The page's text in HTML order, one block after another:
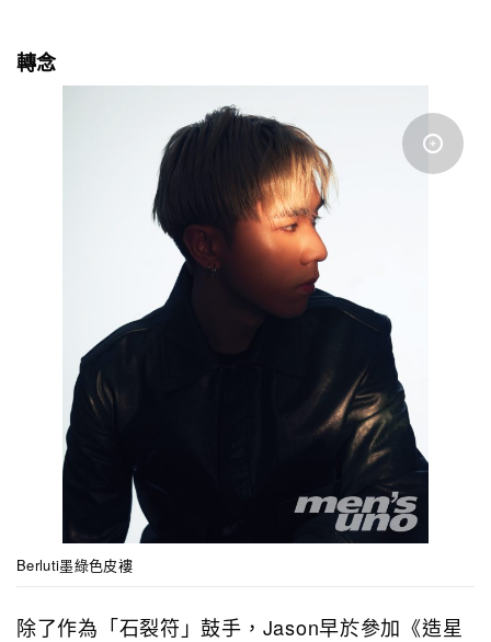
轉念
Berluti墨綠色皮褸
除了作為「石裂符」鼓手，Jason早於參加《造星